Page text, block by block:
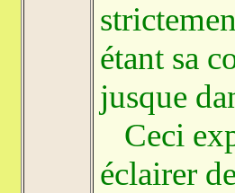
étant sa
jusque
Ceci
éclairer